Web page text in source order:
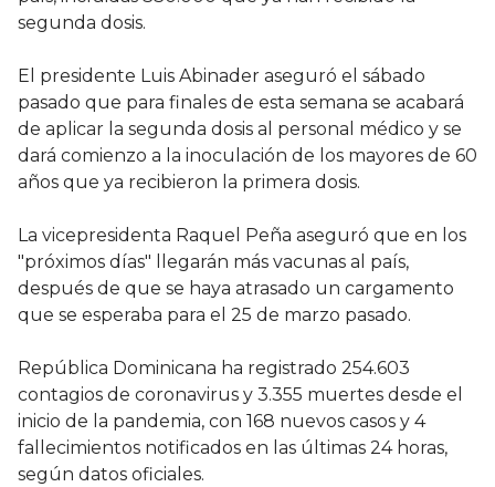
segunda dosis.
El presidente Luis Abinader aseguró el sábado
pasado que para finales de esta semana se acabará
de aplicar la segunda dosis al personal médico y se
dará comienzo a la inoculación de los mayores de 60
años que ya recibieron la primera dosis.
La vicepresidenta Raquel Peña aseguró que en los
"próximos días" llegarán más vacunas al país,
después de que se haya atrasado un cargamento
que se esperaba para el 25 de marzo pasado.
República Dominicana ha registrado 254.603
contagios de coronavirus y 3.355 muertes desde el
inicio de la pandemia, con 168 nuevos casos y 4
fallecimientos notificados en las últimas 24 horas,
según datos oficiales.